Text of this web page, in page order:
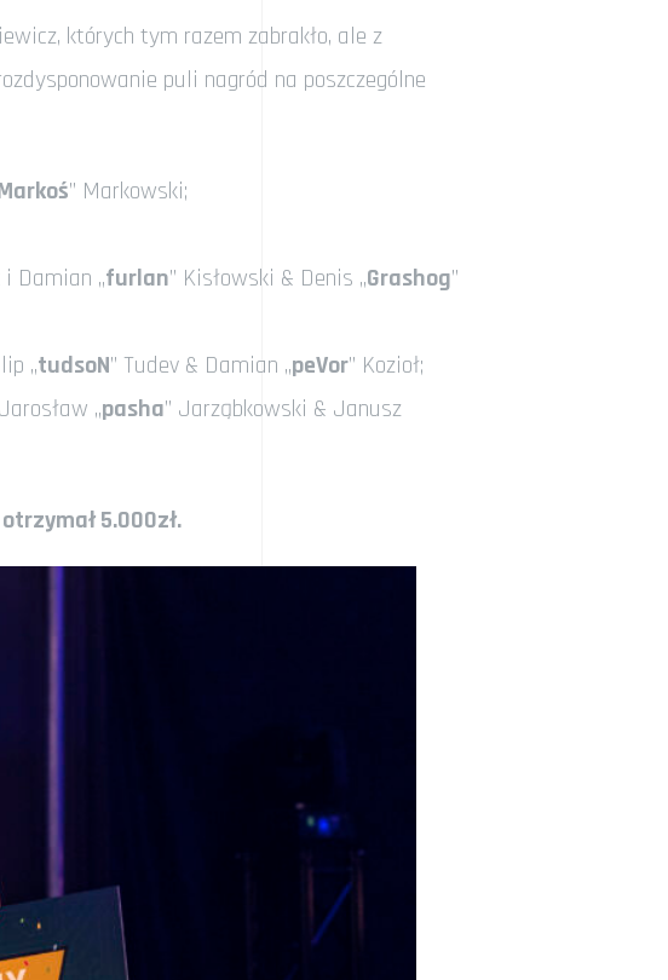
których tym razem zabrakło, ale z
puli nagród na poszczególne
” Markowski;
i Damian „furlan” Kisłowski & Denis „Grashog”
„tudsoN” Tudev & Damian „peVor” Kozioł;
„pasha” Jarząbkowski & Janusz
5.000zł.